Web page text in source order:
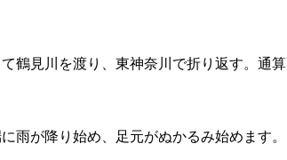
鶴見川を渡り、東神奈川で折り返す。通算
雨が降り始め、足元がぬかるみ始めます。